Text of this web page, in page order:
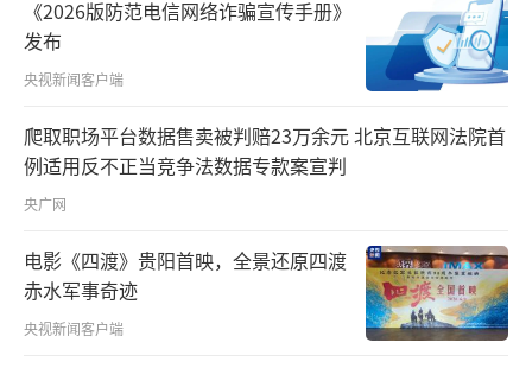
《2026版防范电信网络诈骗宣传手册》
发布
央视新闻客户端
爬取职场平台数据售卖被判赔23万余元 北京互联网法院首
例适用反不正当竞争法数据专款案宣判
央广网
电影《四渡》贵阳首映，全景还原四渡
赤水军事奇迹
央视新闻客户端